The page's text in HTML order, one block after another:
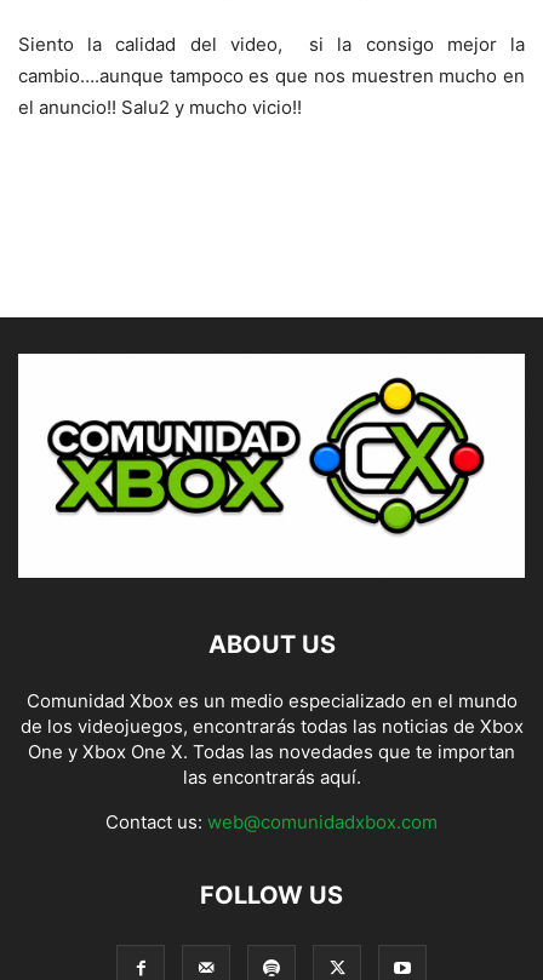
Siento la calidad del video, si la consigo mejor la
cambio….aunque tampoco es que nos muestren mucho en
el anuncio!! Salu2 y mucho vicio!!
ABOUT US
Comunidad Xbox es un medio especializado en el mundo
de los videojuegos, encontrarás todas las noticias de Xbox
One y Xbox One X. Todas las novedades que te importan
las encontrarás aquí.
Contact us: web@comunidadxbox.com
FOLLOW US